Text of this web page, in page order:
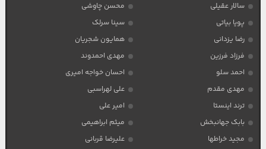
سالار عقیلی
محسن چاوشی
پویا بیاتی
سینا سرلک
رضا یزدانی
همایون شجریان
فرزاد فرزین
مهدی احمدوند
احمد سلو
احسان خواجه امیری
مهدی مقدم
علی لهراسبی
ترند اینستا
امیر علی
بابک جهانبخش
میثم ابراهیمی
مجید خراطها
علیرضا قربانی